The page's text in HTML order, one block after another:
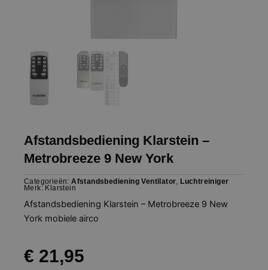
Afstandsbediening Klarstein –
Metrobreeze 9 New York
Categorieën: Afstandsbediening Ventilator ,Luchtreiniger
Merk: Klarstein
Afstandsbediening Klarstein – Metrobreeze 9 New
York mobiele airco
€ 21,95